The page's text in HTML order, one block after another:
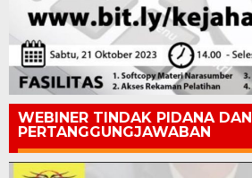
WEBINER TINDAK PIDANA DAN
PERTANGGUNGJAWABAN